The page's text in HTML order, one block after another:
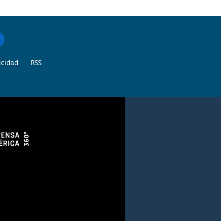
RSS